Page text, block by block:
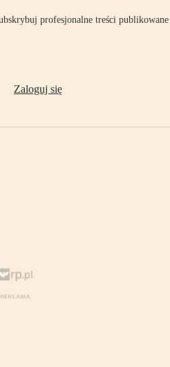
profesjonalne treści publikowane
Zaloguj się